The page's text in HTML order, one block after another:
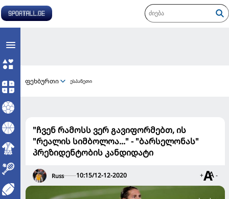
ფეხბურთი ესპანეთი
"ჩვენ რამოსს ვერ გავიფორმებთ, ის
"რეალის სიმბოლოა..." - "ბარსელონას"
პრეზიდენტობის კანდიდატი
Russ 10:15/12-12-2020 + -